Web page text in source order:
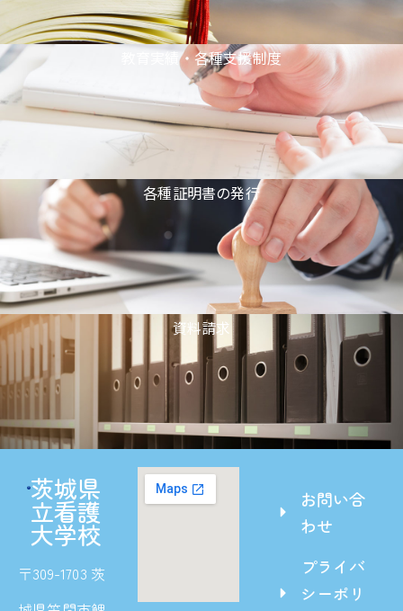
教育実績・各種支援制度
各種証明書の発行
資料請求
茨城県
立看護
大学校
〒309-1703 茨
お問い合
わせ
プライバ
シーポリ